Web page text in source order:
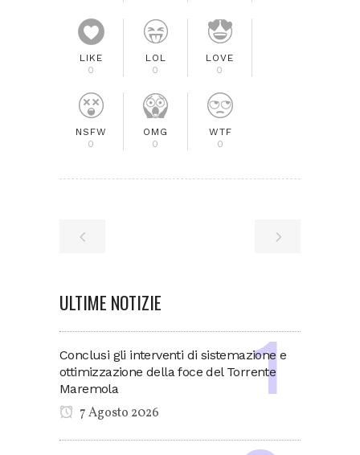
LIKE
0
LOL
0
LOVE
0
NSFW
0
OMG
0
WTF
0
ULTIME NOTIZIE
Conclusi gli interventi di sistemazione e
ottimizzazione della foce del Torrente
Maremola
7 Agosto 2026